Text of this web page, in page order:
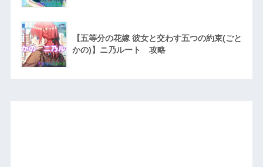
【五等分の花嫁 彼女と交わす五つの約束(ごと
かの)】ニ乃ルート 攻略